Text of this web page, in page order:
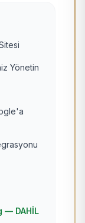
Yönetin
— DAHİL